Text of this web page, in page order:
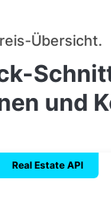
Übersicht.
und
Real Estate API